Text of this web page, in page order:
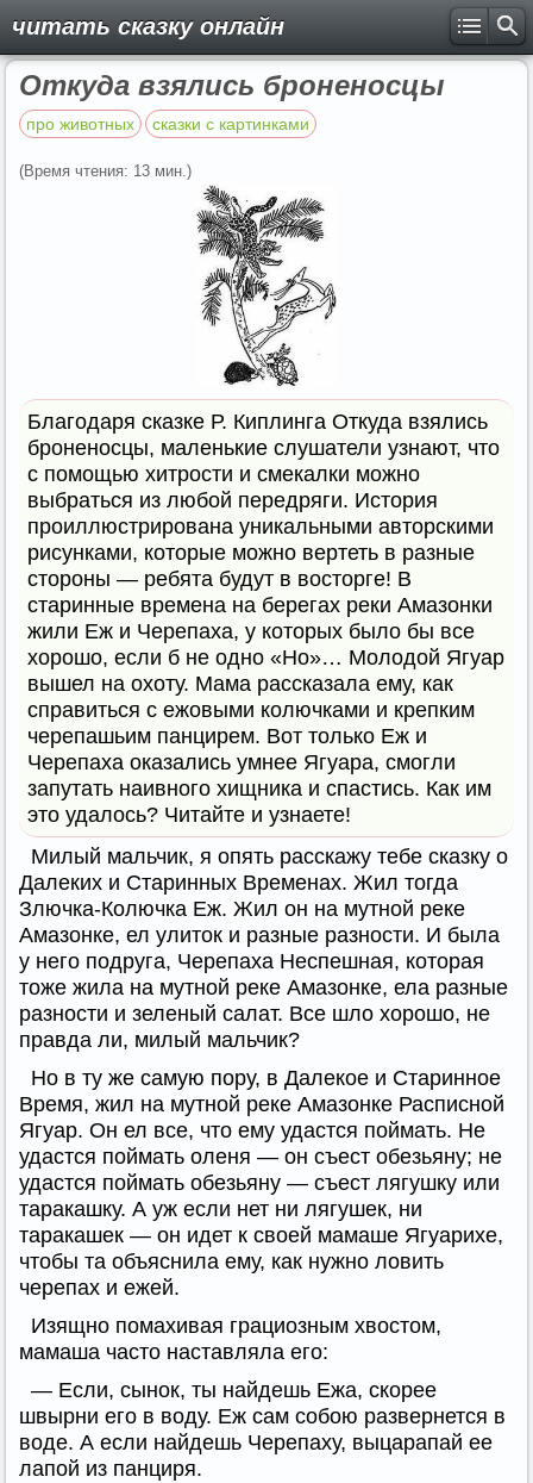
читать сказку онлайн
Откуда взялись броненосцы
про животных сказки с картинками
(Время чтения: 13 мин.)
Благодаря сказке Р. Киплинга Откуда взялись
броненосцы, маленькие слушатели узнают, что
с помощью хитрости и смекалки можно
выбраться из любой передряги. История
проиллюстрирована уникальными авторскими
рисунками, которые можно вертеть в разные
стороны — ребята будут в восторге! В
старинные времена на берегах реки Амазонки
жили Еж и Черепаха, у которых было бы все
хорошо, если б не одно «Но»… Молодой Ягуар
вышел на охоту. Мама рассказала ему, как
справиться с ежовыми колючками и крепким
черепашьим панцирем. Вот только Еж и
Черепаха оказались умнее Ягуара, смогли
запутать наивного хищника и спастись. Как им
это удалось? Читайте и узнаете!
Милый мальчик, я опять расскажу тебе сказку о
Далеких и Старинных Временах. Жил тогда
Злючка-Колючка Еж. Жил он на мутной реке
Амазонке, ел улиток и разные разности. И была
у него подруга, Черепаха Неспешная, которая
тоже жила на мутной реке Амазонке, ела разные
разности и зеленый салат. Все шло хорошо, не
правда ли, милый мальчик?
Но в ту же самую пору, в Далекое и Старинное
Время, жил на мутной реке Амазонке Расписной
Ягуар. Он ел все, что ему удастся поймать. Не
удастся поймать оленя — он съест обезьяну; не
удастся поймать обезьяну — съест лягушку или
таракашку. А уж если нет ни лягушек, ни
таракашек — он идет к своей мамаше Ягуарихе,
чтобы та объяснила ему, как нужно ловить
черепах и ежей.
Изящно помахивая грациозным хвостом,
мамаша часто наставляла его:
— Если, сынок, ты найдешь Ежа, скорее
швырни его в воду. Еж сам собою развернется в
воде. А если найдешь Черепаху, выцарапай ее
лапой из панциря.